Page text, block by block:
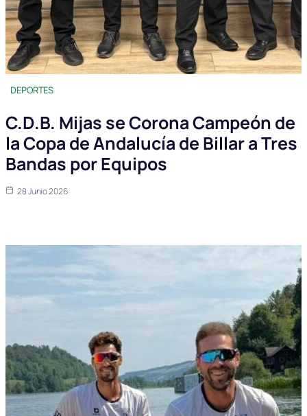
DEPORTES
C.D.B. Mijas se Corona Campeón de
la Copa de Andalucía de Billar a Tres
Bandas por Equipos
28 Junio 2026